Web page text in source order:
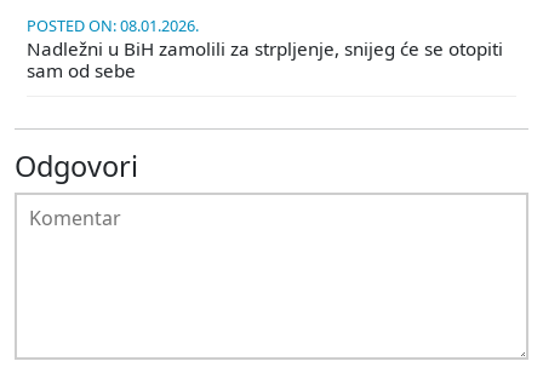
POSTED ON: 08.01.2026.
Nadležni u BiH zamolili za strpljenje, snijeg će se otopiti
sam od sebe
Odgovori